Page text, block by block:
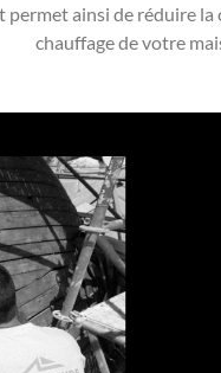
permet ainsi de réduire
chauffage de votre